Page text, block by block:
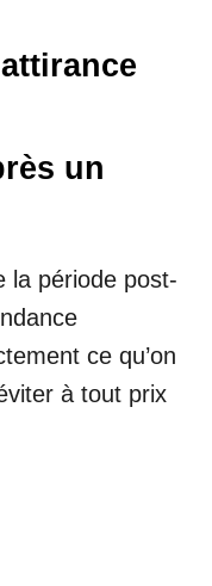
un
la période post-
ce qu’on
à tout prix